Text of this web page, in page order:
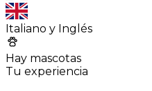
Italiano y Inglés
Hay mascotas
Tu experiencia